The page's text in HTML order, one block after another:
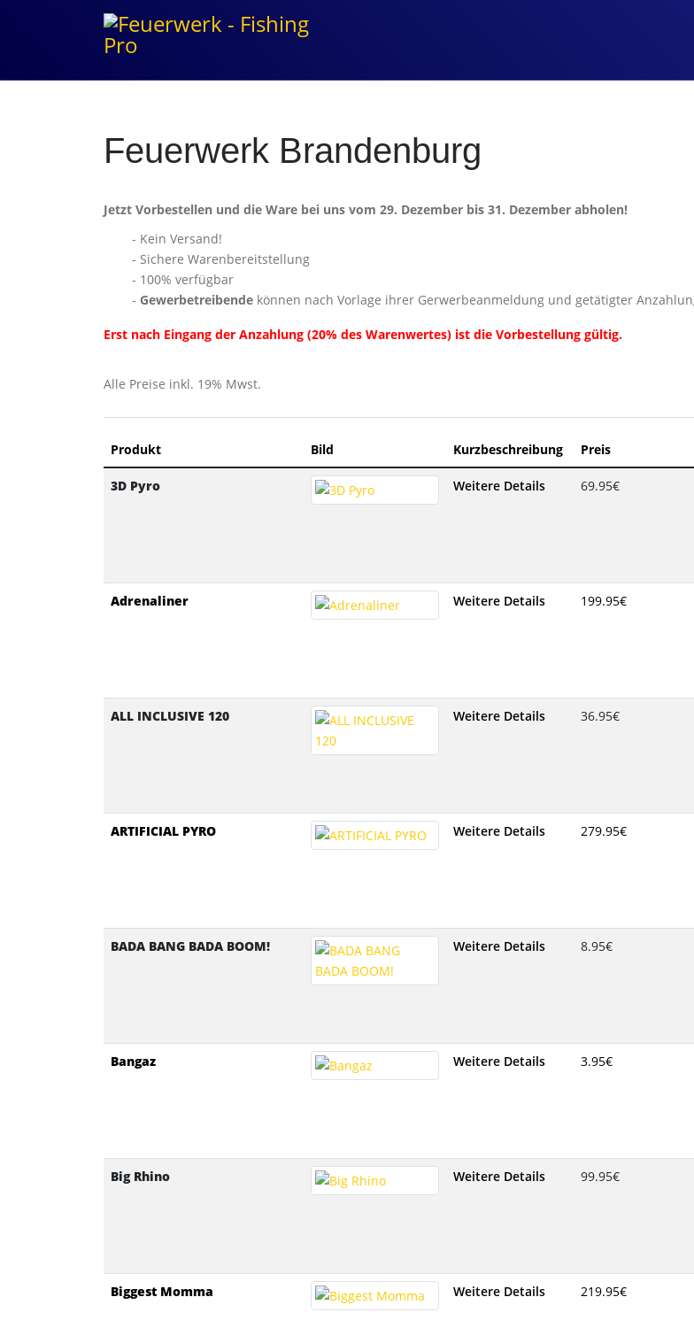
Feuerwerk Brandenburg
Jetzt Vorbestellen und die Ware bei uns vom 29. Dezember bis 31. Dezember abholen!
- Kein Versand!
- Sichere Warenbereitstellung
- 100% verfügbar
- Gewerbetreibende können nach Vorlage ihrer Gerwerbeanmeldung und getätigter
Erst nach Eingang der Anzahlung (20% des Warenwertes) ist die Vorbestellung gültig.
Alle Preise inkl. 19% Mwst.
Produkt Bild Kurzbeschreibung Preis
3D Pyro Weitere Details 69.95‎€
Adrenaliner Weitere Details 199.95‎€
ALL INCLUSIVE 120 Weitere Details 36.95‎€
ARTIFICIAL PYRO Weitere Details 279.95‎€
BADA BANG BADA BOOM! Weitere Details 8.95‎€
Bangaz Weitere Details 3.95‎€
Big Rhino Weitere Details 99.95‎€
Biggest Momma Weitere Details 219.95‎€